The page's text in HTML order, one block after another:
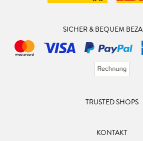
SICHER & BEQUEM
TRUSTED SHOPS
KONTAKT